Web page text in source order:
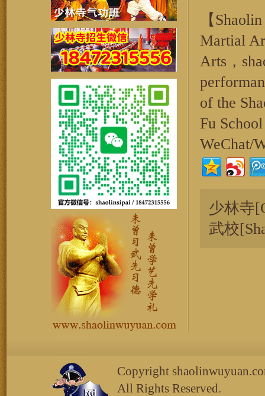
【
Martial
Arts，
of the
Fu
WeChat/
少林寺
武校
Copyright
All Rights Reserved.